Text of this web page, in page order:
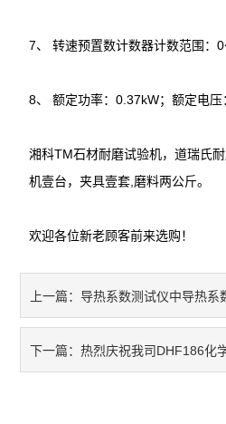
7、 转速预置数计数器计数范围：0
8、 额定功率：0.37kW；额定电压
湘科TM石材耐磨试验机，道瑞氏
机壹台，夹具壹套,磨料两公斤。
欢迎各位新老顾客前来选购！
上一篇：导热系数测试仪中导热系
下一篇：热烈庆祝我司DHF186化